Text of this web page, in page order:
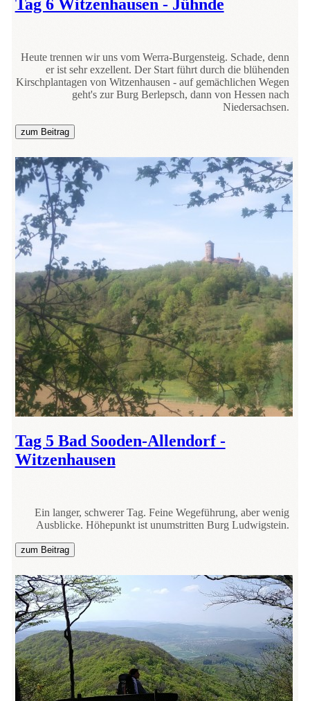
Tag 6 Witzenhausen - Jühnde
Heute trennen wir uns vom Werra-Burgensteig. Schade, denn
er ist sehr exzellent. Der Start führt durch die blühenden
Kirschplantagen von Witzenhausen - auf gemächlichen Wegen
geht's zur Burg Berlepsch, dann von Hessen nach
Niedersachsen.
zum Beitrag
Tag 5 Bad Sooden-Allendorf -
Witzenhausen
Ein langer, schwerer Tag. Feine Wegeführung, aber wenig
Ausblicke. Höhepunkt ist unumstritten Burg Ludwigstein.
zum Beitrag